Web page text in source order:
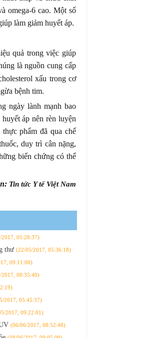
omega-6 cao. Một số
làm giảm huyết áp.
quả trong việc giúp
là nguồn cung cấp
xấu trong cơ
bệnh tim.
ngày lành mạnh bao
áp nên rèn luyện
phẩm đã qua chế
duy trì cân nặng,
biến chứng có thể
Tin tức Y tế Việt Nam
2017, 05:28:37)
thư (22/05/2017, 05:36:18)
09:11:00)
2017, 08:35:40)
2017, 05:45:37)
2017, 09:22:01)
(06/06/2017, 08:52:48)